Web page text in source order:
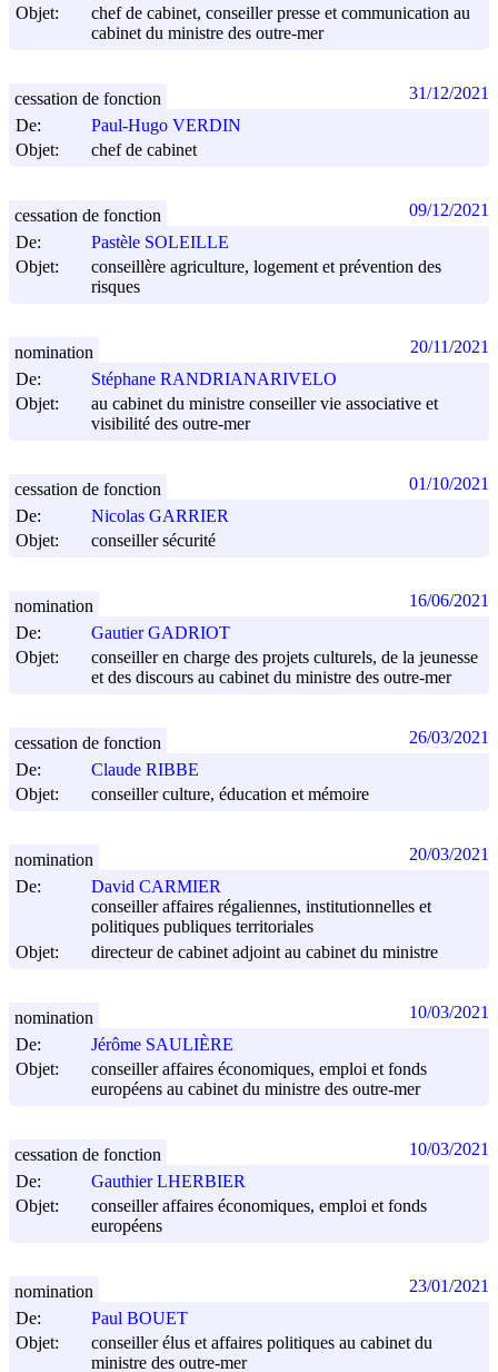
Objet:
chef de cabinet, conseiller presse et communication au
cabinet du ministre des outre-mer
De:
Paul-Hugo VERDIN
Objet:
chef de cabinet
cessation de fonction 31/12/2021
De:
Pastèle SOLEILLE
Objet:
conseillère agriculture, logement et prévention des
risques
cessation de fonction 09/12/2021
De:
Stéphane RANDRIANARIVELO
Objet:
au cabinet du ministre conseiller vie associative et
visibilité des outre-mer
nomination 20/11/2021
De:
Nicolas GARRIER
Objet:
conseiller sécurité
cessation de fonction 01/10/2021
De:
Gautier GADRIOT
Objet:
conseiller en charge des projets culturels, de la jeunesse
et des discours au cabinet du ministre des outre-mer
nomination 16/06/2021
De:
Claude RIBBE
Objet:
conseiller culture, éducation et mémoire
cessation de fonction 26/03/2021
De:
David CARMIER
conseiller affaires régaliennes, institutionnelles et
politiques publiques territoriales
Objet:
directeur de cabinet adjoint au cabinet du ministre
nomination 20/03/2021
De:
Jérôme SAULIÈRE
Objet:
conseiller affaires économiques, emploi et fonds
européens au cabinet du ministre des outre-mer
nomination 10/03/2021
De:
Gauthier LHERBIER
Objet:
conseiller affaires économiques, emploi et fonds
européens
cessation de fonction 10/03/2021
De:
Paul BOUET
Objet:
conseiller élus et affaires politiques au cabinet du
ministre des outre-mer
nomination 23/01/2021